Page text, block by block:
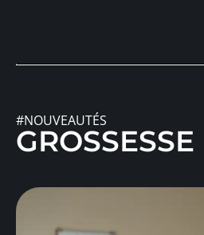
#NOUVEAUTÉS
GROSSESSE